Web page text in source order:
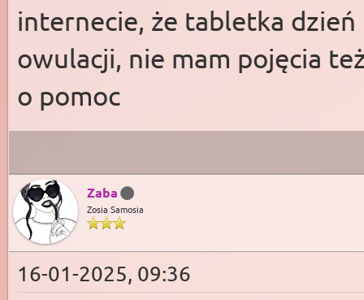
internecie, że tabletka dzień
owulacji, nie mam pojęcia
o pomoc
Zaba
Zosia Samosia
16-01-2025, 09:36